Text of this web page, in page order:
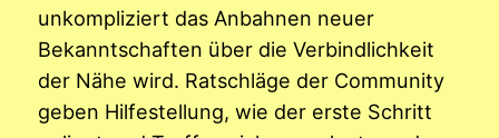
unkompliziert das Anbahnen neuer
Bekanntschaften über die Verbindlichkeit
der Nähe wird. Ratschläge der Community
geben Hilfestellung, wie der erste Schritt